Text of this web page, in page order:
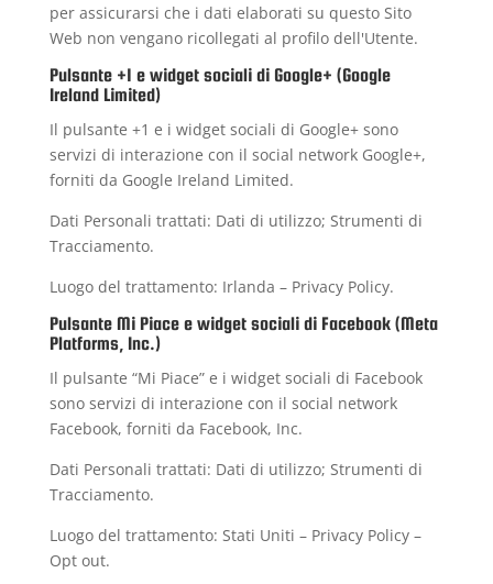
per assicurarsi che i dati elaborati su questo Sito
Web non vengano ricollegati al profilo dell'Utente.
Pulsante +1 e widget sociali di Google+ (Google
Ireland Limited)
Il pulsante +1 e i widget sociali di Google+ sono
servizi di interazione con il social network Google+,
forniti da Google Ireland Limited.
Dati Personali trattati: Dati di utilizzo; Strumenti di
Tracciamento.
Luogo del trattamento: Irlanda – Privacy Policy.
Pulsante Mi Piace e widget sociali di Facebook (Meta
Platforms, Inc.)
Il pulsante “Mi Piace” e i widget sociali di Facebook
sono servizi di interazione con il social network
Facebook, forniti da Facebook, Inc.
Dati Personali trattati: Dati di utilizzo; Strumenti di
Tracciamento.
Luogo del trattamento: Stati Uniti – Privacy Policy–
Opt out.